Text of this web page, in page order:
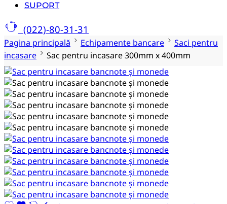
SUPORT
(022)-80-31-31
Pagina principală Echipamente bancare
Saci pentru
incasare
Sac pentru incasare 300mm x 400mm